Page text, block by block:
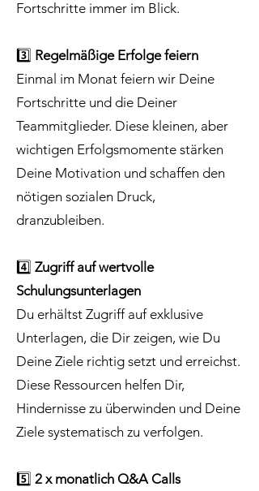
Fortschritte immer im Blick.
3️⃣ Regelmäßige Erfolge feiern
Einmal im Monat feiern wir Deine
Fortschritte und die Deiner
Teammitglieder. Diese kleinen, aber
wichtigen Erfolgsmomente stärken
Deine Motivation und schaffen den
nötigen sozialen Druck,
dranzubleiben.
4️⃣ Zugriff auf wertvolle
Schulungsunterlagen
Du erhältst Zugriff auf exklusive
Unterlagen, die Dir zeigen, wie Du
Deine Ziele richtig setzt und erreichst.
Diese Ressourcen helfen Dir,
Hindernisse zu überwinden und Deine
Ziele systematisch zu verfolgen.
5️⃣ 2 x monatlich Q&A Calls